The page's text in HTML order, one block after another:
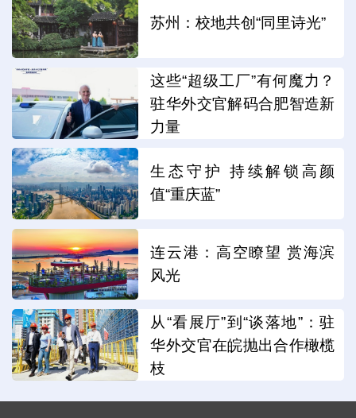
苏州：校地共创“同里诗光”
这些“超级工厂”有何魔力？
驻华外交官解码合肥智造新
力量
生态守护 持续解锁高颜
值“重庆蓝”
连云港：高空瞭望 赏海滨
风光
从“看展厅”到“谈落地”：驻
华外交官在皖抛出合作橄榄
枝